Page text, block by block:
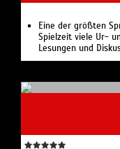
Das Osterfestival in
GrazMuseum mit